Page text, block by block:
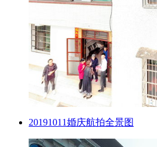
20191011婚庆航拍全景图